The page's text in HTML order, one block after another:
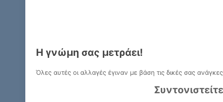
Η γνώμη σας μετράει!
Όλες αυτές οι αλλαγές έγιναν με βάση τις δικές σας